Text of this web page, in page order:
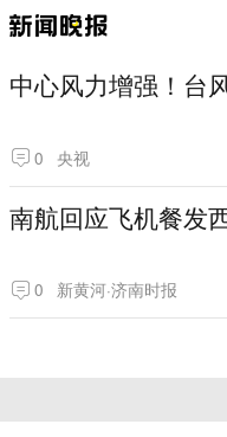
中心风力增强！台
0 央视
南航回应飞机餐发
0 新黄河·济南时报